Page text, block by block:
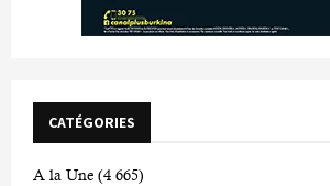
CATÉGORIES
A la Une (4 665)